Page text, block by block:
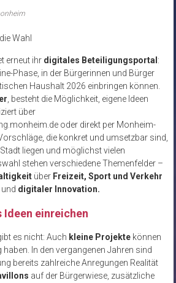
Wahl
erneut ihr digitales Beteiligungsportal :
Phase, in der Bürgerinnen und Bürger
Haushalt 2026 einbringen können.
, besteht die Möglichkeit, eigene Ideen
über
oder direkt per Monheim-
die konkret und umsetzbar sind,
liegen und möglichst vielen
stehen verschiedene Themenfelder –
über Freizeit, Sport und Verkehr
und digitaler Innovation.
einreichen
es nicht: Auch kleine Projektekönnen
In den vergangenen Jahren sind
bereits zahlreiche Anregungen Realität
auf der Bürgerwiese, zusätzliche